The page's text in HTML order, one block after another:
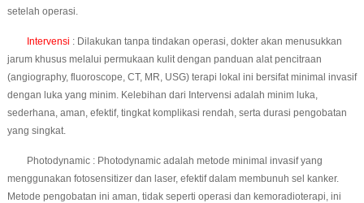
setelah operasi.
Intervensi : Dilakukan tanpa tindakan operasi, dokter akan menusukkan
jarum khusus melalui permukaan kulit dengan panduan alat pencitraan
(angiography, fluoroscope, CT, MR, USG) terapi lokal ini bersifat minimal invasif
dengan luka yang minim. Kelebihan dari Intervensi adalah minim luka,
sederhana, aman, efektif, tingkat komplikasi rendah, serta durasi pengobatan
yang singkat.
Photodynamic : Photodynamic adalah metode minimal invasif yang
menggunakan fotosensitizer dan laser, efektif dalam membunuh sel kanker.
Metode pengobatan ini aman, tidak seperti operasi dan kemoradioterapi, ini